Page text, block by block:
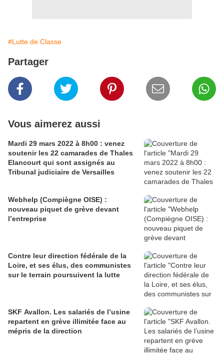
#Lutte de Classe
Partager
Vous aimerez aussi
Mardi 29 mars 2022 à 8h00 : venez
soutenir les 22 camarades de Thales
Elancourt qui sont assignés au
Tribunal judiciaire de Versailles
Webhelp (Compiègne OISE) :
nouveau piquet de grève devant
l’entreprise
Contre leur direction fédérale de la
Loire, et ses élus, des communistes
sur le terrain poursuivent la lutte
SKF Avallon. Les salariés de l’usine
repartent en grève illimitée face au
mépris de la direction